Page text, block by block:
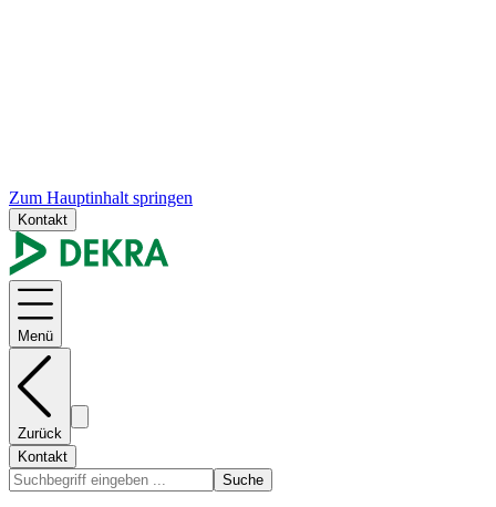
Zum Hauptinhalt springen
Kontakt
Menü
Zurück
Kontakt
Suche